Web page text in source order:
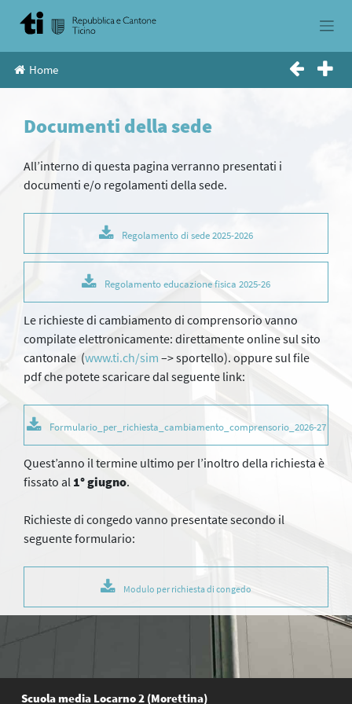
Home
Documenti della sede
All’interno di questa pagina verranno presentati i
documenti e/o regolamenti della sede.
Regolamento di sede 2025-2026
Regolamento educazione fisica 2025-26
Le richieste di cambiamento di comprensorio vanno
compilate elettronicamente: direttamente online sul sito
cantonale (www.ti.ch/sim –> sportello). oppure sul file
pdf che potete scaricare dal seguente link:
Formulario_per_richiesta_cambiamento_comprensorio_2026-27
Quest’anno il termine ultimo per l’inoltro della richiesta è
fissato al 1° giugno.
Richieste di congedo vanno presentate secondo il
seguente formulario:
Modulo per richiesta di congedo
Scuola media Locarno 2 (Morettina)